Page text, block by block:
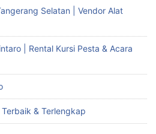
Selatan | Vendor Alat
| Rental Kursi Pesta & Acara
& Terlengkap